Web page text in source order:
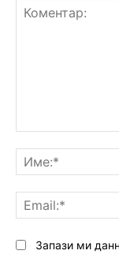
Запази ми